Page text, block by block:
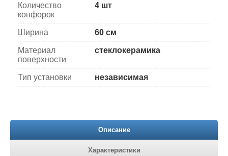
Количество
конфорок
4 шт
Ширина 60 см
Материал
поверхности
стеклокерамика
Тип установки независимая
Описание
Характеристики